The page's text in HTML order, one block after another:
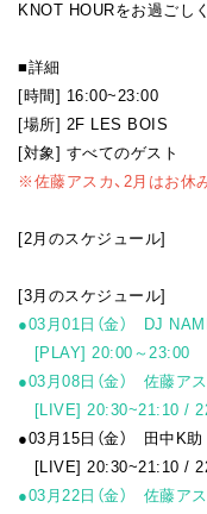
KNOT HOURをお過ごし
■詳細
[時間] 16:00~23:00
[場所] 2F LES BOIS
[対象] すべてのゲスト
※佐藤アスカ、2月はお休
[2月のスケジュール]
[3月のスケジュール]
●03月01日（金） DJ NAMI
[PLAY] 20:00～23:00
●03月08日（金） 佐藤ア
[LIVE] 20:30~21:10 /
●03月15日（金） 田中K
[LIVE] 20:30~21:10 /
●03月22日（金） 佐藤ア